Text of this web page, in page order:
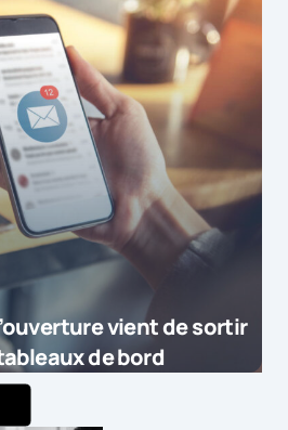
vient de sortir
de bord